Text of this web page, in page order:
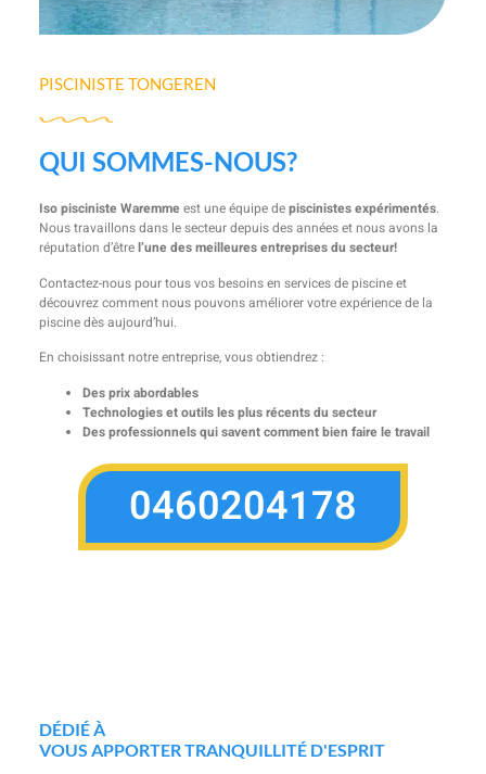
PISCINISTE TONGEREN
QUI SOMMES-NOUS?
Iso pisciniste Waremme est une équipe depiscinistes expérimentés.
Nous travaillons dans le secteur depuis des années et nous avons la
réputation d’êtrel’une des meilleures entreprises du secteur!
Contactez-nous pour tous vos besoins en services de piscine et
découvrez comment nous pouvons améliorer votre expérience de la
piscine dès aujourd’hui.
En choisissant notre entreprise, vous obtiendrez :
Des prix abordables
Technologies et outils les plus récents du secteur
Des professionnels qui savent comment bien faire le travail
0460204178
DÉDIÉ À
VOUS APPORTER TRANQUILLITÉ D'ESPRIT